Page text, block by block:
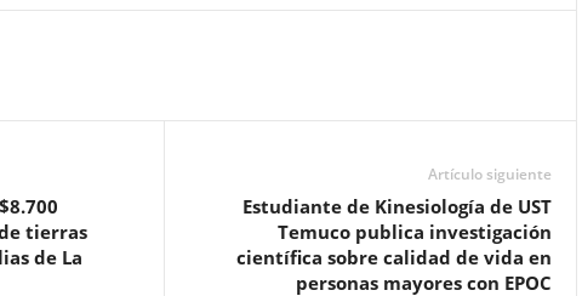
tierras
de La
Artículo siguiente
Estudiante de Kinesiología de UST
Temuco publica investigación
científica sobre calidad de vida en
personas mayores con EPOC